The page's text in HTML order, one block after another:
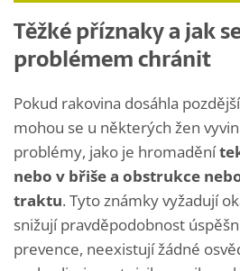
Těžké příznaky a jak
problémem chránit
Pokud rakovina dosáhla
mohou se u některých žen
problémy, jako je hromadění
nebo v břiše a obstrukce
traktu. Tyto známky vyžadují
snižují pravděpodobnost
prevence, neexistují žádné